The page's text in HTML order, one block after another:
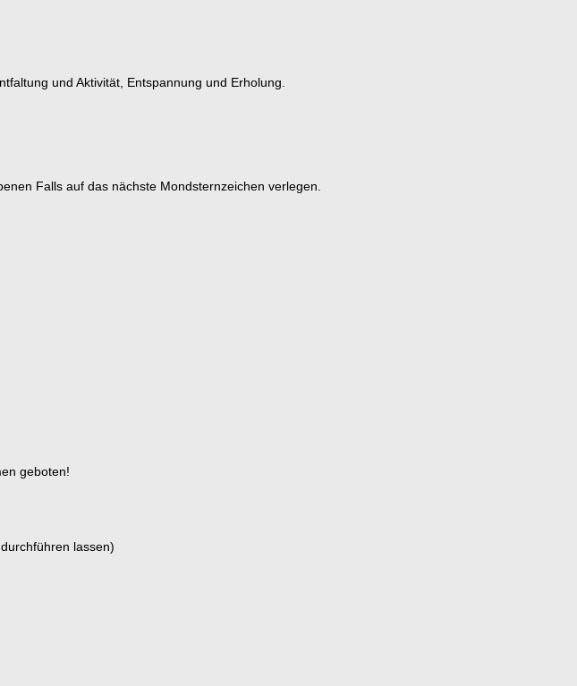
und Aktivität, Entspannung und Erholung.
Falls auf das nächste Mondsternzeichen verlegen.
geboten!
lassen)